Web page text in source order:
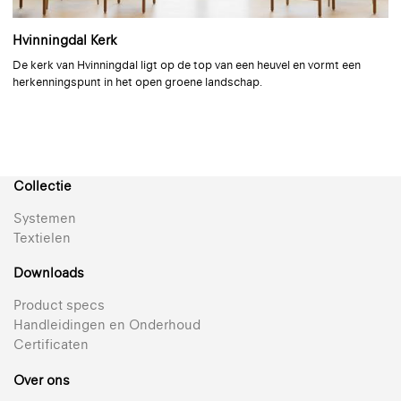
Design: Louise Sigvardt
+ 5
Reflectie 62% | Semi-transparant | Gemetalliseerd
De beste oplossing voor warmtewering en lichtregeling
+ 4
Reflectie 82% | Semi-transparant | Gemetalliseerd
Hvinningdal Kerk
De kerk van Hvinningdal ligt op de top van een heuvel en vormt een
herkenningspunt in het open groene landschap.
Collectie
Systemen
Textielen
Downloads
Product specs
Handleidingen en Onderhoud
Certificaten
Over ons